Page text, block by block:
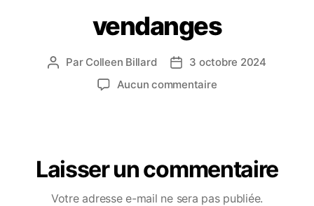
vendanges
Par Colleen Billard
3 octobre 2024
Aucun commentaire
Laisser un commentaire
Votre adresse e-mail ne sera pas publiée.